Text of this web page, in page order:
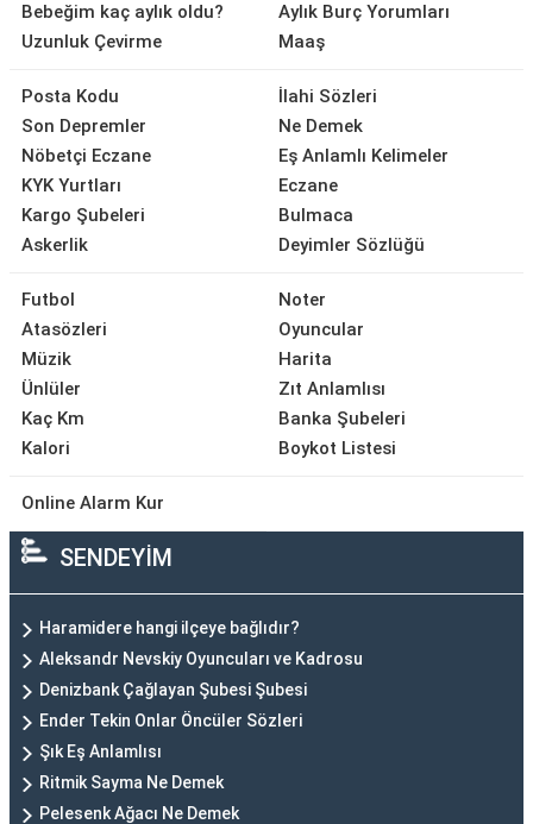
Bebeğim kaç aylık oldu?
Uzunluk Çevirme
Aylık Burç Yorumları
Maaş
Posta Kodu
Son Depremler
Nöbetçi Eczane
KYK Yurtları
Kargo Şubeleri
Askerlik
İlahi Sözleri
Ne Demek
Eş Anlamlı Kelimeler
Eczane
Bulmaca
Deyimler Sözlüğü
Futbol
Atasözleri
Müzik
Ünlüler
Kaç Km
Kalori
Noter
Oyuncular
Harita
Zıt Anlamlısı
Banka Şubeleri
Boykot Listesi
Online Alarm Kur
SENDEYİM
Haramidere hangi ilçeye bağlıdır?
Aleksandr Nevskiy Oyuncuları ve Kadrosu
Denizbank Çağlayan Şubesi Şubesi
Ender Tekin Onlar Öncüler Sözleri
Şık Eş Anlamlısı
Ritmik Sayma Ne Demek
Pelesenk Ağacı Ne Demek